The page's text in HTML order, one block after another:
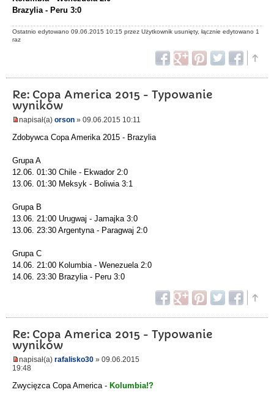
Brazylia - Peru 3:0
Ostatnio edytowano 09.06.2015 10:15 przez Użytkownik usunięty, łącznie edytowano 1
raz
Re: Copa America 2015 - Typowanie
wyników
napisał(a) orson » 09.06.2015 10:11
Zdobywca Copa Amerika 2015 - Brazylia
Grupa A
12.06. 01:30 Chile - Ekwador 2:0
13.06. 01:30 Meksyk - Boliwia 3:1
Grupa B
13.06. 21:00 Urugwaj - Jamajka 3:0
13.06. 23:30 Argentyna - Paragwaj 2:0
Grupa C
14.06. 21:00 Kolumbia - Wenezuela 2:0
14.06. 23:30 Brazylia - Peru 3:0
Re: Copa America 2015 - Typowanie
wyników
napisał(a) rafalisko30 » 09.06.2015
19:48
Zwycięzca Copa America - Kolumbia!?